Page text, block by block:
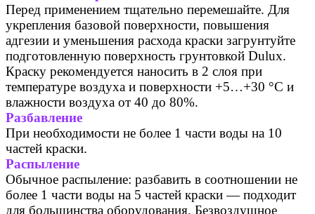
Перед применением тщательно перемешайте. Для
укрепления базовой поверхности, повышения
адгезии и уменьшения расхода краски загрунтуйте
подготовленную поверхность грунтовкой Dulux.
Краску рекомендуется наносить в 2 слоя при
температуре воздуха и поверхности +5…+30 °С и
влажности воздуха от 40 до 80%.
Разбавление
При необходимости не более 1 части воды на 10
частей краски.
Распыление
Обычное распыление: разбавить в соотношении не
более 1 части воды на 5 частей краски — подходит
для большинства оборудования. Безвоздушное